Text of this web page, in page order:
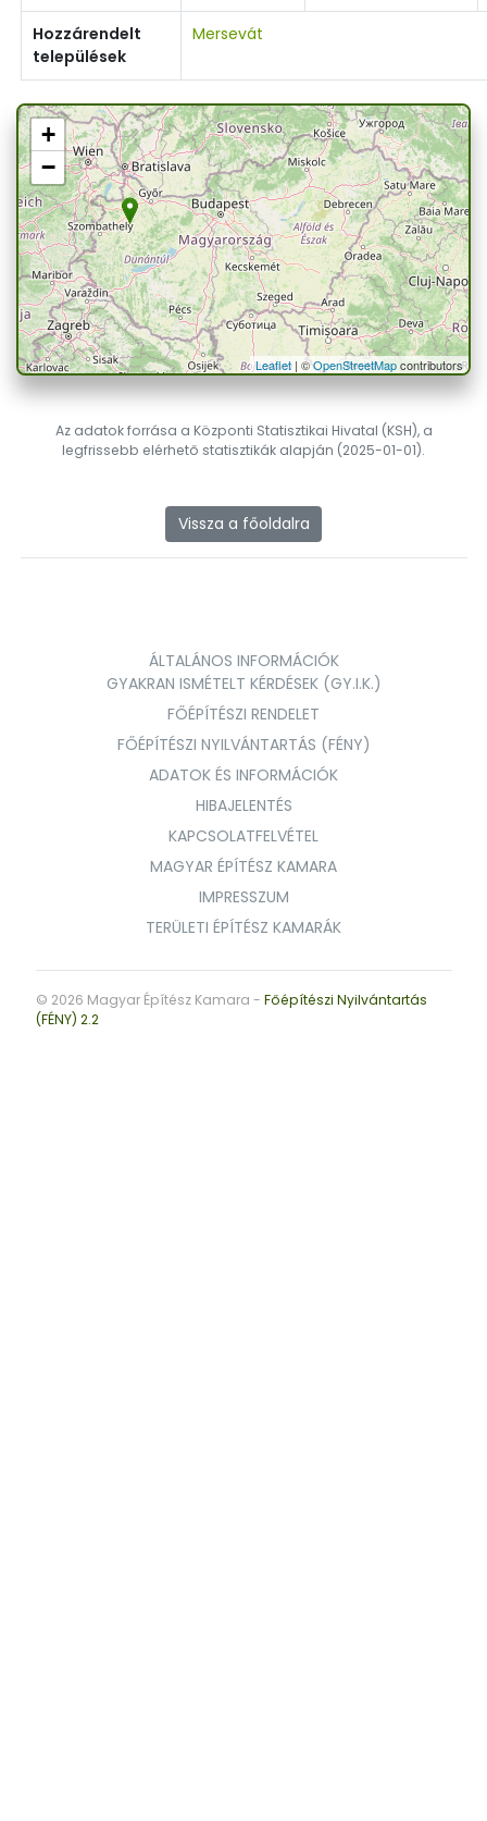
Hozzárendelt
települések
Mersevát
+
−
Leaflet| ©OpenStreetMapcontributors
Az adatok forrása a Központi Statisztikai Hivatal (KSH), a
legfrissebb elérhető statisztikák alapján (2025-01-01).
Vissza a főoldalra
ÁLTALÁNOS INFORMÁCIÓK
GYAKRAN ISMÉTELT KÉRDÉSEK (GY.I.K.)
FŐÉPÍTÉSZI RENDELET
FŐÉPÍTÉSZI NYILVÁNTARTÁS (FÉNY)
ADATOK ÉS INFORMÁCIÓK
HIBAJELENTÉS
KAPCSOLATFELVÉTEL
MAGYAR ÉPÍTÉSZ KAMARA
IMPRESSZUM
TERÜLETI ÉPÍTÉSZ KAMARÁK
© 2026 Magyar Építész Kamara - Főépítészi Nyilvántartás
(FÉNY) 2.2